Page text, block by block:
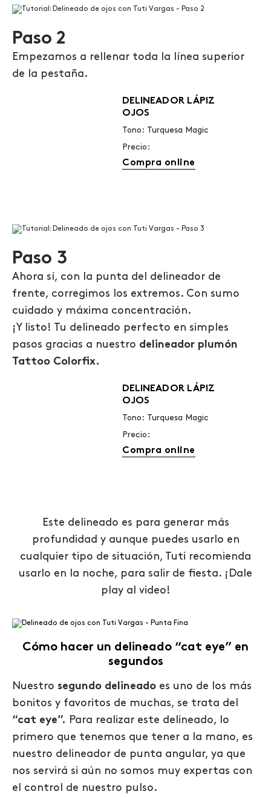
Paso 2
Empezamos a rellenar toda la línea superior
de la pestaña.
DELINEADOR LÁPIZ
OJOS
Tono: Turquesa Magic
Precio:
Compra online
Paso 3
Ahora sí, con la punta del delineador de
frente, corregimos los extremos. Con sumo
cuidado y máxima concentración.
¡Y listo! Tu delineado perfecto en simples
pasos gracias a nuestro delineador plumón
Tattoo Colorfix.
DELINEADOR LÁPIZ
OJOS
Tono: Turquesa Magic
Precio:
Compra online
Este delineado es para generar más
profundidad y aunque puedes usarlo en
cualquier tipo de situación, Tuti recomienda
usarlo en la noche, para salir de fiesta. ¡Dale
play al video!
Cómo hacer un delineado “cat eye” en
segundos
Nuestro segundo delineado es uno de los más
bonitos y favoritos de muchas, se trata del
“cat eye”. Para realizar este delineado, lo
primero que tenemos que tener a la mano, es
nuestro delineador de punta angular, ya que
nos servirá si aún no somos muy expertas con
el control de nuestro pulso.